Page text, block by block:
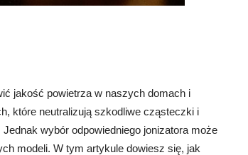
jakość powietrza w naszych domach i
które neutralizują szkodliwe cząsteczki i
wybór odpowiedniego jonizatora może
modeli. W tym artykule dowiesz się, jak